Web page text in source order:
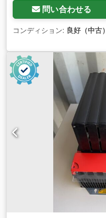
問い合わせる
コンディション: 良好（中古）